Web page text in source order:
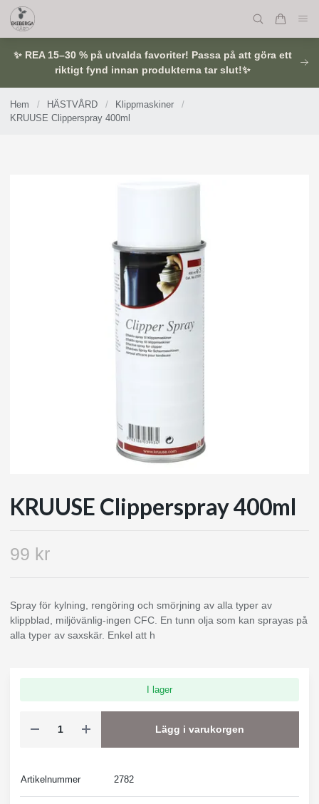
✨ REA 15–30 % på utvalda favoriter! Passa på att göra ett
riktigt fynd innan produkterna tar slut!✨
Hem / HÄSTVÅRD / Klippmaskiner
/
KRUUSE Clipperspray 400ml
KRUUSE Clipperspray 400ml
99 kr
Spray för kylning, rengöring och smörjning av alla typer av
klippblad, miljövänlig-ingen CFC. En tunn olja som kan sprayas på
alla typer av saxskär. Enkel att h
I lager
Lägg i varukorgen
Artikelnummer 2782